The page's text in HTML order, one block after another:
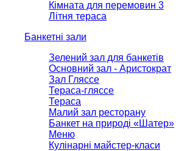
Кімната для перемовин 3
Літня тераса
Банкетні зали
Зелений зал для банкетів
Основний зал - Аристократ
Зал Гляссе
Тераса-гляссе
Тераса
Малий зал ресторану
Банкет на природі «Шатер»
Меню
Кулінарні майстер-класи